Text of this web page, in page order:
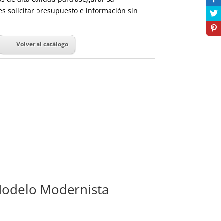
solicitar presupuesto e información sin
Volver al catálogo
Modernista